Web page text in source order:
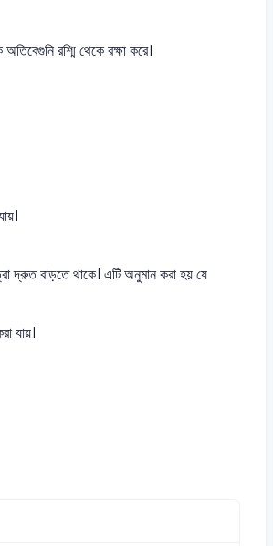
রশ্মি থেকে রক্ষা করে।
দ্রুত বাড়তে থাকে। এটি অনুমান করা হয় যে
যায়।